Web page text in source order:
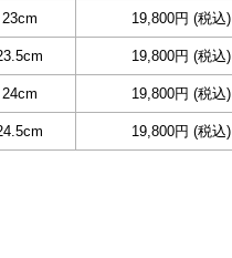
23cm 19,800円 (税込)
19,800円 (税込)
24cm 19,800円 (税込)
19,800円 (税込)